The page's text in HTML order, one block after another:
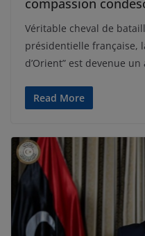
compassion
Véritable cheval de
présidentielle française,
d’Orient” est devenue
Read More